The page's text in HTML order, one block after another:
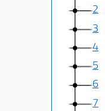
2
3
4
5
6
7